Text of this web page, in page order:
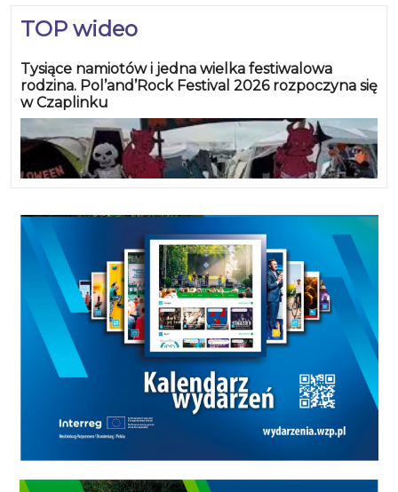
TOP wideo
Tysiące namiotów i jedna wielka festiwalowa
rodzina. Pol’and’Rock Festival 2026 rozpoczyna się
w Czaplinku